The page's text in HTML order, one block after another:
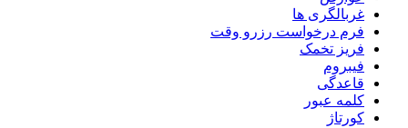
غربالگری ها
فرم درخواست رزرو وقت
فریز تخمک
فیبروم
قاعدگی
کلمه عبور
کورتاژ